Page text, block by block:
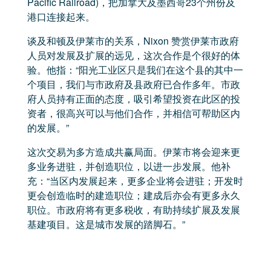
港口连接起来。
谈及和顿及伊莱市的关系，Nixon 赞赏伊莱市政府
人员对发展及扩展的远见，这次合作是个很好的体
验。他指：“阳光工业区只是我们在这个县的其中一
个项目，我们与市政府及县政府已合作多年。市政
府人员持有正面的态度，吸引希望投资在此区的投
资者，很高兴可以与他们合作，并相信可帮助区内
的发展。”
这次交易为多方造成共赢局面。伊莱市将会迎来更
多业务进驻，并创造职位，以进一步发展。他补
充：“当区内发展起来，更多企业将会进驻；开发时
更会创造临时的建造职位；建成后亦会有更多永久
职位。市政府将有更多税收，有助持续扩展及发展
基建项目。这是城市发展的踏脚石。”